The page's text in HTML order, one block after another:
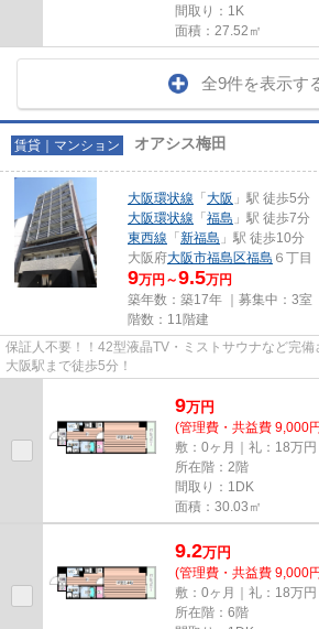
間取り：1K
面積：27.52㎡
全9件を表示す
賃貸｜マンション オアシス梅田
大阪環状線 「 大阪 」駅 徒歩5分
大阪環状線 「 福島 」駅 徒歩7分
東西線 「 新福島 」駅 徒歩10分
大阪府大阪市福島区福島 ６丁目
9万円～9.5万円
築年数：築17年 ｜募集中： 3室
階数：11階建
保証人不要！！42型液晶TV・ミストサウナなど完備
大阪駅まで徒歩5分！
9万円
(管理費・共益費 9,000
敷：0ヶ月｜礼：18万円
所在階：2階
間取り：1DK
面積：30.03㎡
9.2万円
(管理費・共益費 9,000
敷：0ヶ月｜礼：18万円
所在階：6階